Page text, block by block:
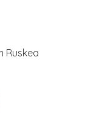
Ruskea